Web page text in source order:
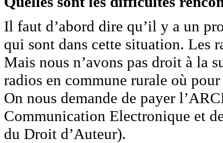
Il faut d’abord dire qu’il y a un
qui sont dans cette situation. Les
Mais nous n’avons pas droit à la
radios en commune rurale où pour
On nous demande de payer
Communication Electronique et
du Droit d’Auteur).